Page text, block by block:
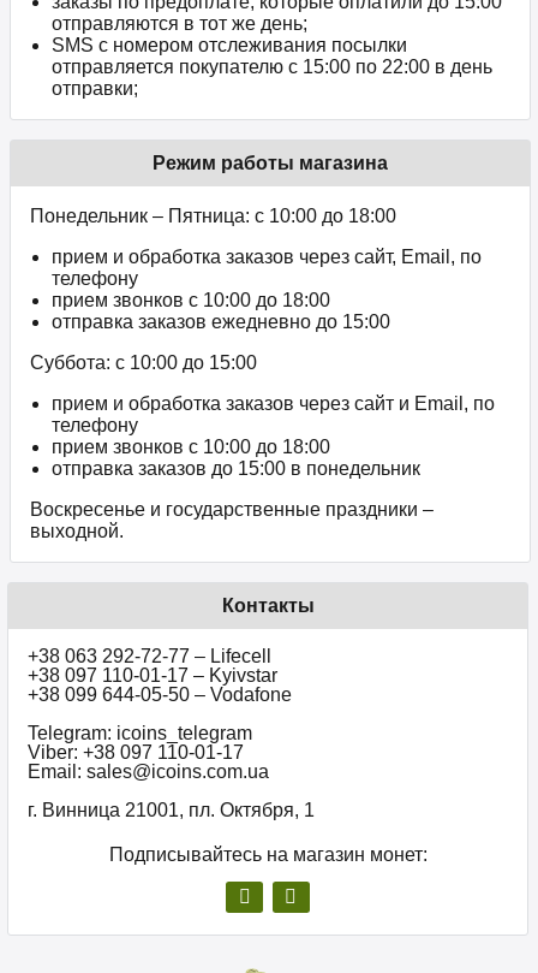
отправляются в тот же день;
SMS с номером отслеживания посылки
отправляется покупателю с 15:00 по 22:00 в день
отправки;
Режим работы магазина
Понедельник – Пятница: с 10:00 до 18:00
прием и обработка заказов через сайт, Email, по
телефону
прием звонков c 10:00 до 18:00
отправка заказов ежедневно до 15:00
Суббота: с 10:00 до 15:00
прием и обработка заказов через сайт и Email, по
телефону
прием звонков c 10:00 до 18:00
отправка заказов до 15:00 в понедельник
Воскресенье и государственные праздники –
выходной.
Контакты
+38 063 292-72-77 – Lifecell
+38 097 110-01-17 – Kyivstar
+38 099 644-05-50 – Vodafone
Telegram: icoins_telegram
Viber: +38 097 110-01-17
Email: sales@icoins.com.ua
г. Винница 21001, пл. Октября, 1
Подписывайтесь на магазин монет: